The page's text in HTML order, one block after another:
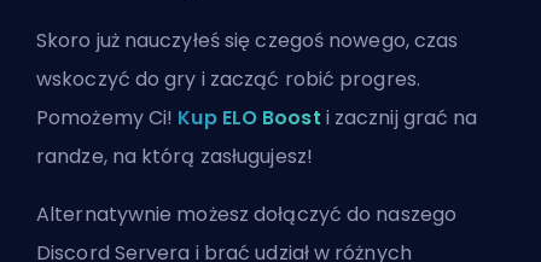
Skoro już nauczyłeś się czegoś nowego, czas
wskoczyć do gry i zacząć robić progres.
Pomożemy Ci! Kup ELO Boost i zacznij grać na
randze, na którą zasługujesz!
Alternatywnie możeszdołączyć do naszego
Discord Servera i brać udział w różnych